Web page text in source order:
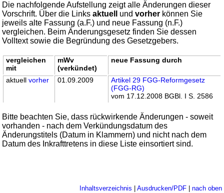
Die nachfolgende Aufstellung zeigt alle Änderungen dieser
Vorschrift. Über die Linksaktuell undvorher können Sie
jeweils alte Fassung (a.F.) und neue Fassung (n.F.)
vergleichen. Beim Änderungsgesetz finden Sie dessen
Volltext sowie die Begründung des Gesetzgebers.
vergleichen
mit
mWv
(verkündet)
neue Fassung durch
aktuellvorher 01.09.2009
Artikel 29 FGG-Reformgesetz
(FGG-RG)
vom 17.12.2008 BGBl. I S. 2586
Bitte beachten Sie, dass rückwirkende Änderungen - soweit
vorhanden - nach dem Verkündungsdatum des
Änderungstitels (Datum in Klammern) und nicht nach dem
Datum des Inkrafttretens in diese Liste einsortiert sind.
Inhaltsverzeichnis Ausdrucken/PDF| nach oben